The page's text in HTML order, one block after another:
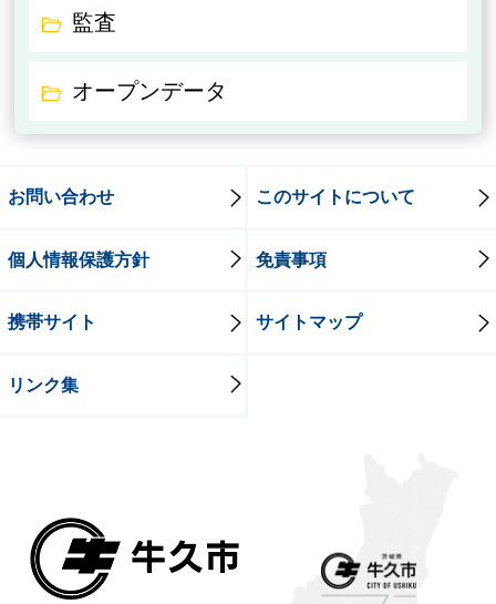
監査
オープンデータ
お問い合わせ このサイトについて
個人情報保護方針 免責事項
携帯サイト サイトマップ
リンク集